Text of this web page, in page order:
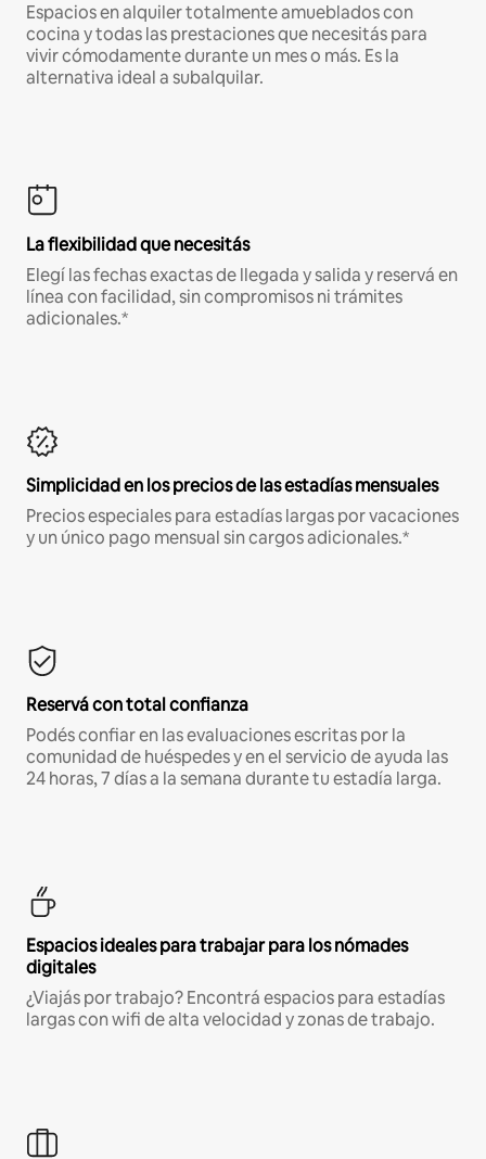
Espacios en alquiler totalmente amueblados con
cocina y todas las prestaciones que necesitás para
vivir cómodamente durante un mes o más. Es la
alternativa ideal a subalquilar.
La flexibilidad que necesitás
Elegí las fechas exactas de llegada y salida y reservá en
línea con facilidad, sin compromisos ni trámites
adicionales.*
Simplicidad en los precios de las estadías mensuales
Precios especiales para estadías largas por vacaciones
y un único pago mensual sin cargos adicionales.*
Reservá con total confianza
Podés confiar en las evaluaciones escritas por la
comunidad de huéspedes y en el servicio de ayuda las
24 horas, 7 días a la semana durante tu estadía larga.
Espacios ideales para trabajar para los nómades
digitales
¿Viajás por trabajo? Encontrá espacios para estadías
largas con wifi de alta velocidad y zonas de trabajo.